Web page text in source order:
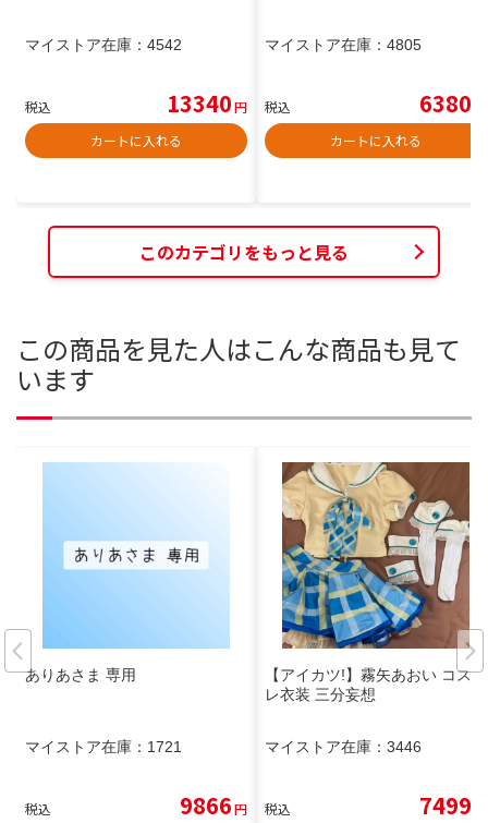
マイストア在庫： 4542
税込 13340円
カートに入れる
マイストア在庫： 4805
税込 6380
カートに入れる
このカテゴリをもっと見る
この商品を見た人はこんな商品も見て
います
ありあさま 専用
マイストア在庫： 1721
税込 9866円
【アイカツ!】霧矢あおい コスプ
レ衣装 三分妄想
マイストア在庫： 3446
税込 7499